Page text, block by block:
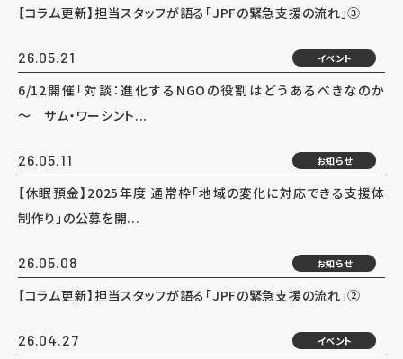
【コラム更新】担当スタッフが語る「JPFの緊急支援の流れ」③
26.05.21 イベント
6/12開催「対談：進化するNGOの役割はどうあるべきなのか
～ サム・ワーシント...
26.05.11 お知らせ
【休眠預金】2025年度 通常枠「地域の変化に対応できる支援体
制作り」の公募を開...
26.05.08 お知らせ
【コラム更新】担当スタッフが語る「JPFの緊急支援の流れ」②
26.04.27 イベント